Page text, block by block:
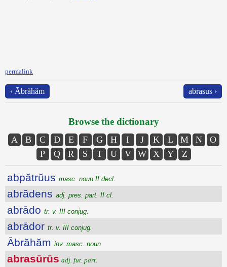
permalink
‹ Ābrăhăm abrasus ›
Browse the dictionary
A B C D E F G H I J K L M N
O
P
Q R S T U V W X Y Z
abpătrŭus masc. noun II decl.
abrādens adj. pres. part. II cl.
abrādo tr. v. III conjug.
abrādor tr. v. III conjug.
Ābrăhăm inv. masc. noun
abrasūrūs adj. fut. part.